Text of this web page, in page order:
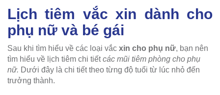
Lịch tiêm vắc xin dành cho
phụ nữ và bé gái
Sau khi tìm hiểu về các loại vắc xin cho phụ nữ, bạn nên
tìm hiểu về lịch tiêm chi tiếtcác mũi tiêm phòng cho phụ
nữ. Dưới đây là chi tiết theo từng độ tuổi từ lúc nhỏ đến
trưởng thành.